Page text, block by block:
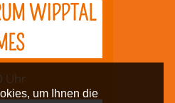
um Ihnen die
WIPPTAL
Uhr